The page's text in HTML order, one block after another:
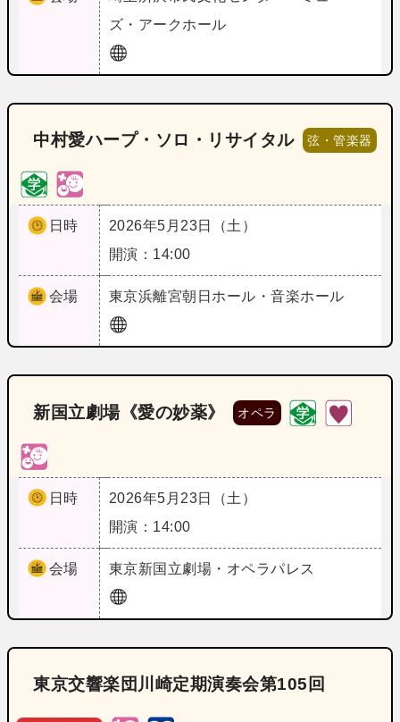
ズ・アークホール
中村愛ハープ・ソロ・リサイタル 弦・管楽器
日時
2026年5月23日（土）
開演：14:00
会場 東京浜離宮朝日ホール・音楽ホール
新国立劇場《愛の妙薬》 オペラ
日時
2026年5月23日（土）
開演：14:00
会場 東京新国立劇場・オペラパレス
東京交響楽団川崎定期演奏会第105回